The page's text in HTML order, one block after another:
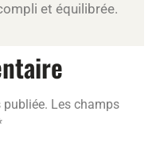
et équilibrée.
publiée. Les champs